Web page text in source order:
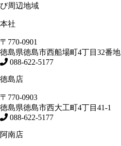
び周辺地域
本社
〒770-0901
徳島県徳島市西船場町4丁目32番地
088-622-5177
徳島店
〒770-0903
徳島県徳島市西大工町4丁目41-1
088-622-5177
阿南店